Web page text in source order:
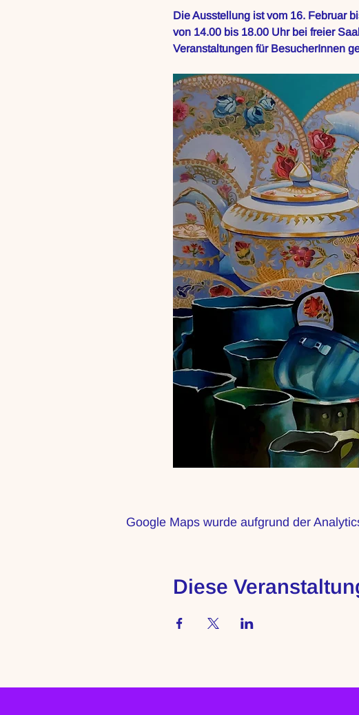
Die Ausstellung ist vom 16. Februar
von 14.00 bis 18.00 Uhr bei freier
Veranstaltungen für BesucherInnen
Google Maps wurde aufgrund der
Diese